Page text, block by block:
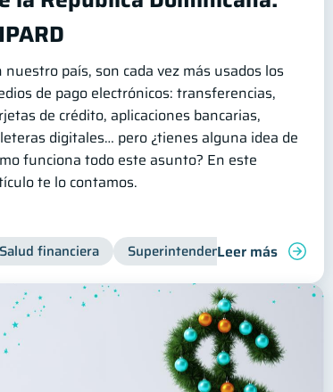
nuestro país, son cada vez más usados los
de pago electrónicos: transferencias,
de crédito, aplicaciones bancarias,
digitales… pero ¿tienes alguna idea de
funciona todo este asunto? En este
te lo contamos.
Salud financiera Superintendencia de Bancos
Leer más